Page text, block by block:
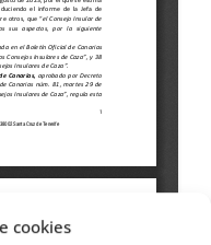
cookies